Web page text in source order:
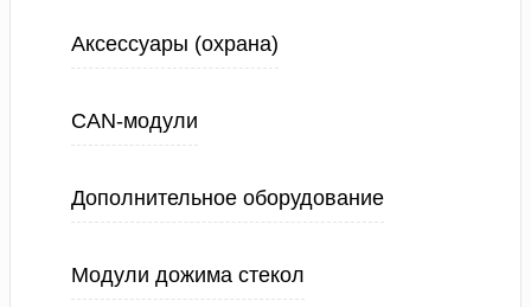
Аксессуары (охрана)
CAN-модули
Дополнительное оборудование
Модули дожима стекол